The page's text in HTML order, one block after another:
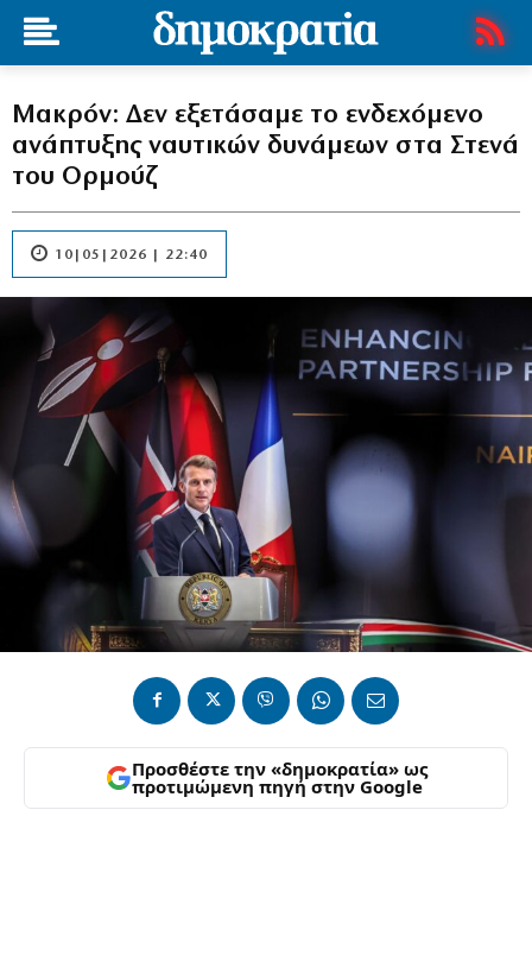
Μακρόν: Δεν εξετάσαμε το ενδεχόμενο
ανάπτυξης ναυτικών δυνάμεων στα Στενά
του Ορμούζ
10|05|2026 | 22:40
Προσθέστε την «δημοκρατία» ως
προτιμώμενη πηγή στην Google